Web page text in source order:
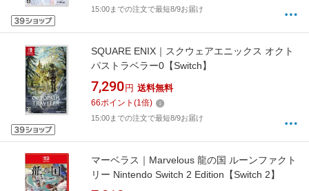
15:00までの注文で最短8/9お届け
SQUARE ENIX｜スクウェアエニックス オクト
パストラベラー0【Switch】
7,290 円 送料無料
66ポイント (1倍)
15:00までの注文で最短8/9お届け
マーベラス｜Marvelous 龍の国 ルーンファクト
リー Nintendo Switch 2 Edition【Switch 2】